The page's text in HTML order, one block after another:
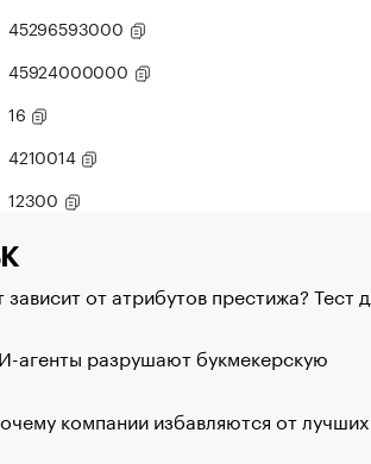
45296593000
45924000000
16
4210014
12300
от атрибутов престижа? Тест
агенты разрушают букмекерскую
компании избавляются от лучших